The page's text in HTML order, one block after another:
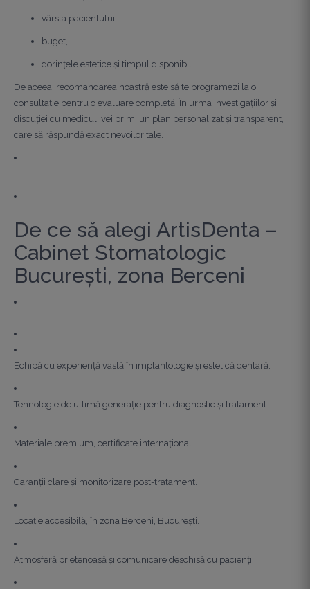
vârsta pacientului,
buget,
dorințele estetice și timpul disponibil.
De aceea, recomandarea noastră este să te programezi la o
consultație pentru o evaluare completă. În urma investigațiilor și
discuției cu medicul, vei primi un plan personalizat și transparent,
care să răspundă exact nevoilor tale.
De ce să alegi ArtisDenta –
Cabinet Stomatologic
București, zona Berceni
Echipă cu experiență vastă în implantologie și estetică dentară.
Tehnologie de ultimă generație pentru diagnostic și tratament.
Materiale premium, certificate internațional.
Garanții clare și monitorizare post-tratament.
Locație accesibilă, în zona Berceni, București.
Atmosferă prietenoasă și comunicare deschisă cu pacienții.